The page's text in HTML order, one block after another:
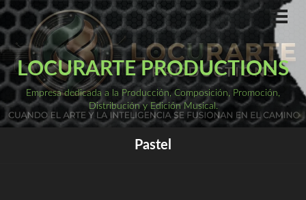
Saltar
al
contenido
LOCURARTE PRODUCTIONS
Empresa dedicada a la Producción, Composición, Promoción,
Distribución y Edición Musical.
Pastel